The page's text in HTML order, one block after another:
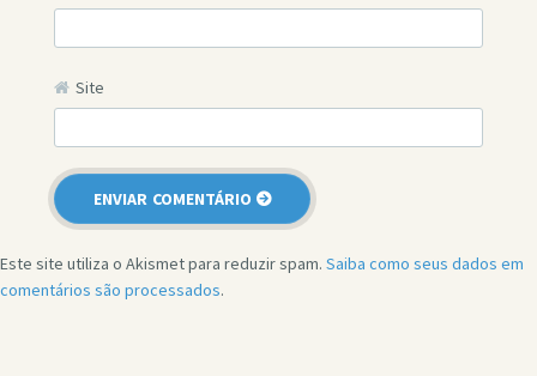
Site
Este site utiliza o Akismet para reduzir spam. Saiba como seus dados em
comentários são processados.